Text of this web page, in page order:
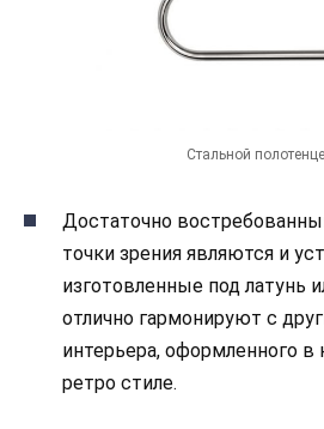
Стальной
Достаточно
точки зрения являются и
изготовленные под латунь
отлично гармонируют с
интерьера, оформленного в
ретро стиле.